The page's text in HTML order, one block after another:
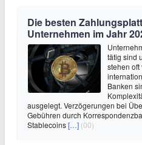
Die besten
Unternehmen im Jahr
tätig sind
stehen
Banken
ausgelegt. Verzögerungen bei
Gebühren durch
Stablecoins[…] (00)